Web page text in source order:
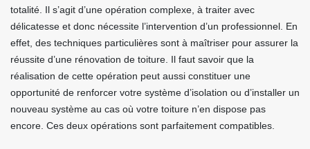
totalité. Il s’agit d’une opération complexe, à traiter avec
délicatesse et donc nécessite l’intervention d’un professionnel. En
effet, des techniques particulières sont à maîtriser pour assurer la
réussite d’une rénovation de toiture. Il faut savoir que la
réalisation de cette opération peut aussi constituer une
opportunité de renforcer votre système d’isolation ou d’installer un
nouveau système au cas où votre toiture n’en dispose pas
encore. Ces deux opérations sont parfaitement compatibles.